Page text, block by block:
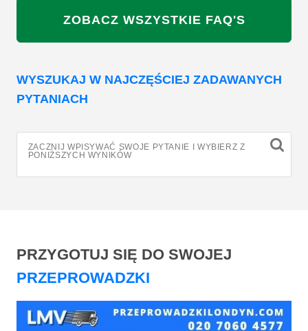
ZOBACZ WSZYSTKIE FAQ'S
WYSZUKAJ W NAJCZĘŚCIEJ ZADAWANYCH
PYTANIACH
ZACZNIJ WPISYWAĆ SWOJE PYTANIE I WYBIERZ Z
PONIŻSZYCH WYNIKÓW
PRZYGOTUJ SIĘ DO SWOJEJ
PRZEPROWADZKI